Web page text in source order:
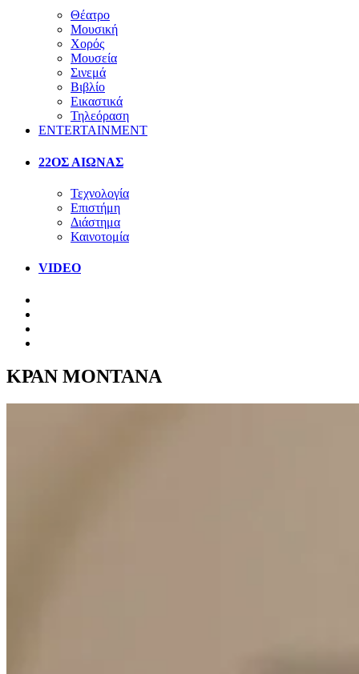
Θέατρο
Μουσική
Χορός
Μουσεία
Σινεμά
Βιβλίο
Εικαστικά
Τηλεόραση
ENTERTAINMENT
22ΟΣ ΑΙΩΝΑΣ
Τεχνολογία
Επιστήμη
Διάστημα
Καινοτομία
VIDEO
ΚΡΑΝ ΜΟΝΤΑΝΑ